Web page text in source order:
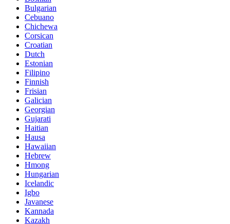
Bulgarian
Cebuano
Chichewa
Corsican
Croatian
Dutch
Estonian
Filipino
Finnish
Frisian
Galician
Georgian
Gujarati
Haitian
Hausa
Hawaiian
Hebrew
Hmong
Hungarian
Icelandic
Igbo
Javanese
Kannada
Kazakh